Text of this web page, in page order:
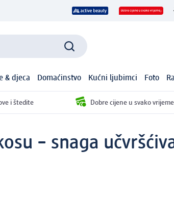
& djeca Domaćinstvo Kućni ljubimci Foto
i štedite Dobre cijene u svako vrijeme
– snaga